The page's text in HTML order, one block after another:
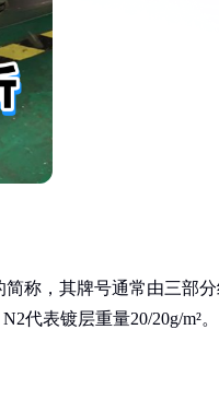
简称，其牌号通常由三部
代表镀层重量20/20g/